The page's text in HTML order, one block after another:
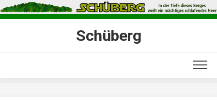
Skip
to
Schüberg